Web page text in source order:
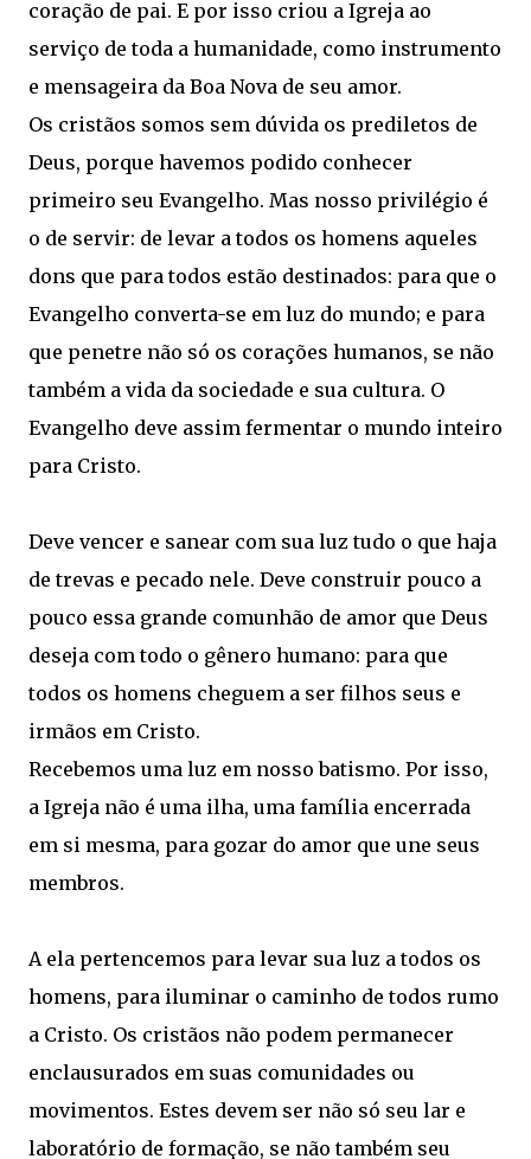
coração de pai. E por isso criou a Igreja ao
serviço de toda a humanidade, como instrumento
e mensageira da Boa Nova de seu amor.
Os cristãos somos sem dúvida os prediletos de
Deus, porque havemos podido conhecer
primeiro seu Evangelho. Mas nosso privilégio é
o de servir: de levar a todos os homens aqueles
dons que para todos estão destinados: para que o
Evangelho converta-se em luz do mundo; e para
que penetre não só os corações humanos, se não
também a vida da sociedade e sua cultura. O
Evangelho deve assim fermentar o mundo inteiro
para Cristo.
Deve vencer e sanear com sua luz tudo o que haja
de trevas e pecado nele. Deve construir pouco a
pouco essa grande comunhão de amor que Deus
deseja com todo o gênero humano: para que
todos os homens cheguem a ser filhos seus e
irmãos em Cristo.
Recebemos uma luz em nosso batismo. Por isso,
a Igreja não é uma ilha, uma família encerrada
em si mesma, para gozar do amor que une seus
membros.
A ela pertencemos para levar sua luz a todos os
homens, para iluminar o caminho de todos rumo
a Cristo. Os cristãos não podem permanecer
enclausurados em suas comunidades ou
movimentos. Estes devem ser não só seu lar e
laboratório de formação, se não também seu